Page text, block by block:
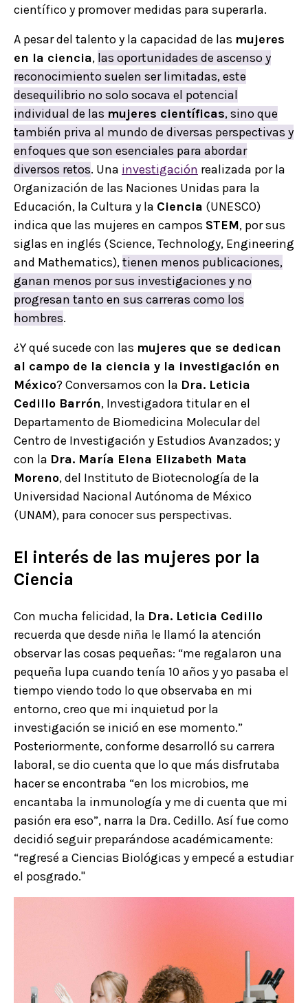
científico y promover medidas para superarla.
A pesar del talento y la capacidad de las mujeres
en la ciencia, las oportunidades de ascenso y
reconocimiento suelen ser limitadas, este
desequilibrio no solo socava el potencial
individual de las mujeres científicas, sino que
también priva al mundo de diversas perspectivas y
enfoques que son esenciales para abordar
diversos retos. Una investigación realizada por la
Organización de las Naciones Unidas para la
Educación, la Cultura y la Ciencia (UNESCO)
indica que las mujeres en campos STEM, por sus
siglas en inglés (Science, Technology, Engineering
and Mathematics),tienen menos publicaciones,
ganan menos por sus investigaciones y no
progresan tanto en sus carreras como los
hombres.
¿Y qué sucede con las mujeres que se dedican
al campo de la ciencia y la investigación en
México? Conversamos con la Dra. Leticia
Cedillo Barrón, Investigadora titular en el
Departamento de Biomedicina Molecular del
Centro de Investigación y Estudios Avanzados; y
con la Dra. María Elena Elizabeth Mata
Moreno, del Instituto de Biotecnología de la
Universidad Nacional Autónoma de México
(UNAM), para conocer sus perspectivas.
El interés de las mujeres por la
Ciencia
Con mucha felicidad, la Dra. Leticia Cedillo
recuerda que desde niña le llamó la atención
observar las cosas pequeñas: “me regalaron una
pequeña lupa cuando tenía 10 años y yo pasaba el
tiempo viendo todo lo que observaba en mi
entorno, creo que mi inquietud por la
investigación se inició en ese momento.”
Posteriormente, conforme desarrolló su carrera
laboral, se dio cuenta que lo que más disfrutaba
hacer se encontraba “en los microbios, me
encantaba la inmunología y me di cuenta que mi
pasión era eso”, narra la Dra. Cedillo. Así fue como
decidió seguir preparándose académicamente:
“regresé a Ciencias Biológicas y empecé a estudiar
el posgrado."